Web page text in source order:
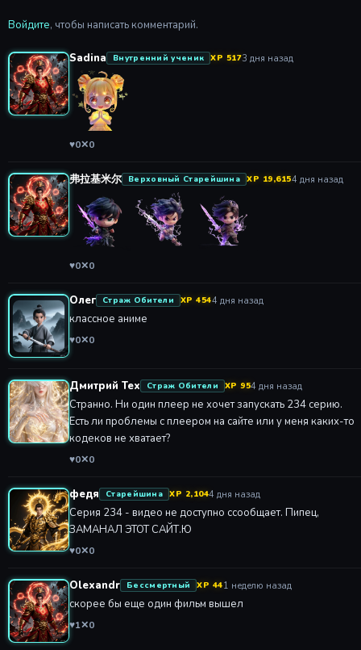
Войдите, чтобы написать комментарий.
Sadina Внутренний ученик XP 5173 дня назад
♥0✕0
弗拉基米尔 Верховный Старейшина XP 19,6154 дня назад
♥0✕0
Олег Страж Обители XP 4544 дня назад
классное аниме
♥0✕0
Дмитрий Тех Страж Обители XP 954 дня назад
Странно. Ни один плеер не хочет запускать 234 серию.
Есть ли проблемы с плеером на сайте или у меня каких-то
кодеков не хватает?
♥0✕0
федя Старейшина XP 2,1044 дня назад
Серия 234 - видео не доступно ссообщает. Пипец,
ЗАМАНАЛ ЭТОТ САЙТ.Ю
♥0✕0
Olexandr Бессмертный XP 441 неделю назад
скорее бы еще один фильм вышел
♥1✕0